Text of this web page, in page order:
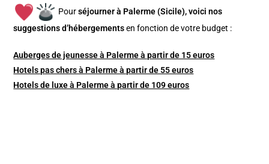
Pourséjourner à Palerme (Sicile), voici nos
suggestions d’hébergements en fonction de votre budget :
Auberges de jeunesse à Palerme à partir de 15 euros
Hotels pas chers à Palerme à partir de 55 euros
Hotels de luxe à Palerme à partir de 109 euros